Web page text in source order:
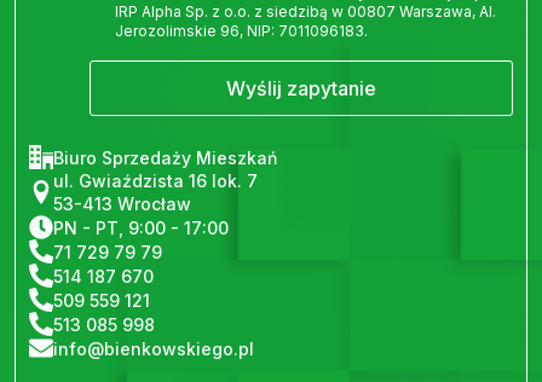
IRP Alpha Sp. z o.o. z siedzibą w 00807 Warszawa, Al.
Jerozolimskie 96, NIP: 7011096183.
Wyślij zapytanie
Biuro Sprzedaży Mieszkań
ul. Gwiaździsta 16 lok. 7
53-413 Wrocław
PN - PT, 9:00 - 17:00
71 729 79 79
514 187 670
509 559 121
513 085 998
info@bienkowskiego.pl